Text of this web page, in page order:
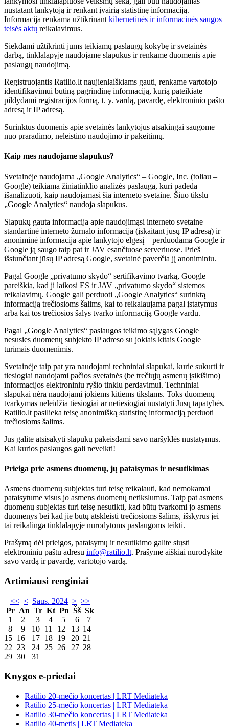
nustatant lankytoją ir renkant įvairią statistinę informaciją.
Informacija renkama užtikrinant kibernetinės ir informacinės saugos
teisės aktų reikalavimus.
Siekdami užtikrinti jums teikiamų paslaugų kokybę ir svetainės
darbą, tinklalapyje naudojame slapukus ir renkame duomenis apie
paslaugų naudojimą.
Registruojantis Ratilio.lt naujienlaiškiams gauti, renkame vartotojo
identifikavimui būtiną pagrindinę informaciją, kurią pateikiate
pildydami registracijos formą, t. y. vardą, pavardę, elektroninio pašto
adresą ir IP adresą.
Surinktus duomenis apie svetainės lankytojus atsakingai saugome
nuo praradimo, neleistino naudojimo ir pakeitimų.
Kaip mes naudojame slapukus?
Svetainėje naudojama „Google Analytics“ – Google, Inc. (toliau –
Google) teikiama žiniatinklio analizės paslauga, kuri padeda
išanalizuoti, kaip naudojamasi šia interneto svetaine. Šiuo tikslu
„Google Analytics“ naudoja slapukus.
Slapukų gauta informacija apie naudojimąsi interneto svetaine –
standartinė interneto žurnalo informacija (įskaitant jūsų IP adresą) ir
anoniminė informacija apie lankytojo elgesį – perduodama Google ir
Google ją saugo taip pat ir JAV esančiuose serveriuose. Prieš
išsiunčiant jūsų IP adresą Google, svetainė paverčia jį anoniminiu.
Pagal Google „privatumo skydo“ sertifikavimo tvarką, Google
pareiškia, kad ji laikosi ES ir JAV „privatumo skydo“ sistemos
reikalavimų. Google gali perduoti „Google Analytics“ surinktą
informaciją trečiosioms šalims, kai to reikalaujama pagal įstatymus
arba kai tos trečiosios šalys tvarko informaciją Google vardu.
Pagal „Google Analytics“ paslaugos teikimo sąlygas Google
nesusies duomenų subjekto IP adreso su jokiais kitais Google
turimais duomenimis.
Svetainėje taip pat yra naudojami techniniai slapukai, kurie sukurti ir
tiesiogiai naudojami pačios svetainės (be trečiųjų asmenų įsikišimo)
informacijos elektroniniu ryšio tinklu perdavimui. Techniniai
slapukai nėra naudojami jokiems kitiems tikslams. Toks duomenų
tvarkymas neleidžia tiesiogiai ar netiesiogiai nustatyti Jūsų tapatybės.
Ratilio.lt pasilieka teisę anonimišką statistinę informaciją perduoti
trečiosioms šalims.
Jūs galite atsisakyti slapukų pakeisdami savo naršyklės nustatymus.
Kai kurios paslaugos gali neveikti!
Prieiga prie asmens duomenų, jų pataisymas ir nesutikimas
Asmens duomenų subjektas turi teisę reikalauti, kad nemokamai
pataisytume visus jo asmens duomenų netikslumus. Taip pat asmens
duomenų subjektas turi teisę nesutikti, kad būtų tvarkomi jo asmens
duomenys bei kad jie būtų atskleisti trečiosioms šalims, išskyrus jei
tai reikalinga tinklalapyje nurodytoms paslaugoms teikti.
Prašymą dėl prieigos, pataisymų ir nesutikimo galite siųsti
elektroniniu paštu adresu info@ratilio.lt. Prašyme aiškiai nurodykite
savo vardą ir pavardę, vartotojo vardą.
Artimiausi renginiai
<< < Saus. 2024 > >>
Pr An Tr Kt Pn Šš Sk
1
2 3 4 5 6
7
8
9 10 11 12 13 14
15 16 17 18 19 20 21
22
23 24 25 26 27 28
29 30 31
Knygos e-priedai
Ratilio 20-mečio koncertas | LRT Mediateka
Ratilio 25-mečio koncertas | LRT Mediateka
Ratilio 30-mečio koncertas | LRT Mediateka
Ratilio 40-metis | LRT Mediateka